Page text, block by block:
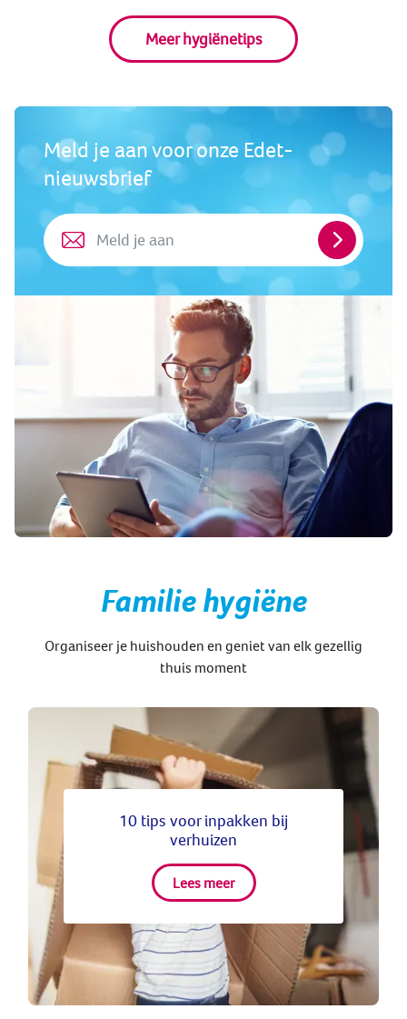
Meer hygiënetips
Meld je aan voor onze Edet-
nieuwsbrief
Meld
je
aan
Familie hygiëne
Organiseer je huishouden en geniet van elk gezellig
thuis moment
10 tips voor inpakken bij
verhuizen
Lees meer